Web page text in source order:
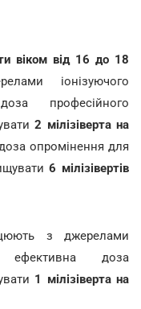
віком від 16 до 18
іонізуючого
професійного
2 мілізіверта на
опромінення для
6 мілізівертів
з джерелами
ефективна доза
1 мілізіверта на